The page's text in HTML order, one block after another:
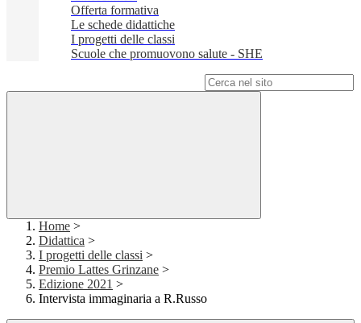
Offerta formativa
Le schede didattiche
I progetti delle classi
Scuole che promuovono salute - SHE
Home >
Didattica >
I progetti delle classi >
Premio Lattes Grinzane >
Edizione 2021 >
Intervista immaginaria a R.Russo